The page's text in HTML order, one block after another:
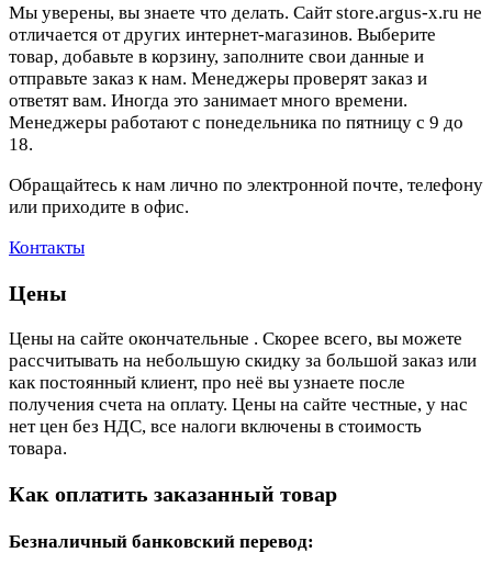
Мы уверены, вы знаете что делать. Сайт store.argus-x.ru не
отличается от других интернет-магазинов. Выберите
товар, добавьте в корзину, заполните свои данные и
отправьте заказ к нам. Менеджеры проверят заказ и
ответят вам. Иногда это занимает много времени.
Менеджеры работают с понедельника по пятницу с 9 до
18.
Обращайтесь к нам лично по электронной почте, телефону
или приходите в офис.
Контакты
Цены
Цены на сайте окончательные . Скорее всего, вы можете
рассчитывать на небольшую скидку за большой заказ или
как постоянный клиент, про неё вы узнаете после
получения счета на оплату. Цены на сайте честные, у нас
нет цен без НДС, все налоги включены в стоимость
товара.
Как оплатить заказанный товар
Безналичный банковский перевод: